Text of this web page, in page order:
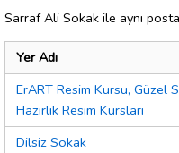
Sarraf Ali Sokak ile aynı
Yer Adı
ErART Resim Kursu, Güzel
Hazırlık Resim Kursları
Dilsiz Sokak